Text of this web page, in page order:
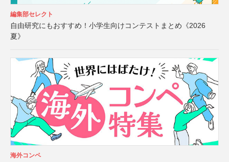
編集部セレクト
自由研究にもおすすめ！小学生向けコンテストまとめ《2026
夏》
海外コンペ